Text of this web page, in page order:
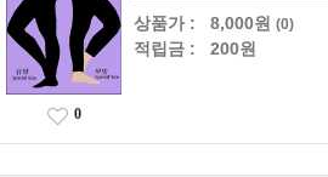
상품가 : 8,000원 (0)
적립금 : 200원
0